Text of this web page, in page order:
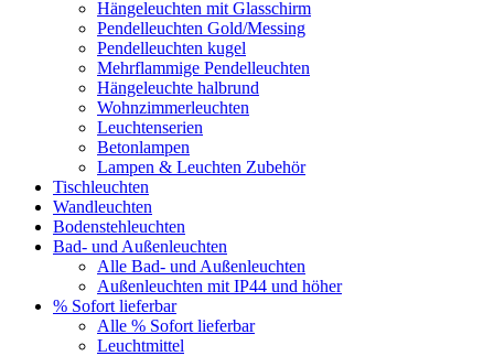
Hängeleuchten mit Glasschirm
Pendelleuchten Gold/Messing
Pendelleuchten kugel
Mehrflammige Pendelleuchten
Hängeleuchte halbrund
Wohnzimmerleuchten
Leuchtenserien
Betonlampen
Lampen & Leuchten Zubehör
Tischleuchten
Wandleuchten
Bodenstehleuchten
Bad- und Außenleuchten
Alle Bad- und Außenleuchten
Außenleuchten mit IP44 und höher
% Sofort lieferbar
Alle % Sofort lieferbar
Leuchtmittel